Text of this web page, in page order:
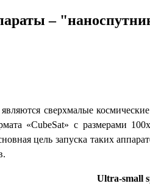
–
сверхмалые
«CubeSat» с размерами
цель запуска таких
Ultra-small